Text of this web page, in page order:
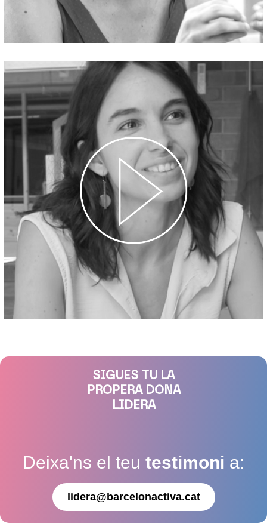
SIGUES TU LA
PROPERA DONA
LIDERA
Deixa'ns el teu testimoni a:
lidera@barcelonactiva.cat